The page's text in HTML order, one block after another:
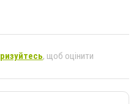
, щоб оцінити